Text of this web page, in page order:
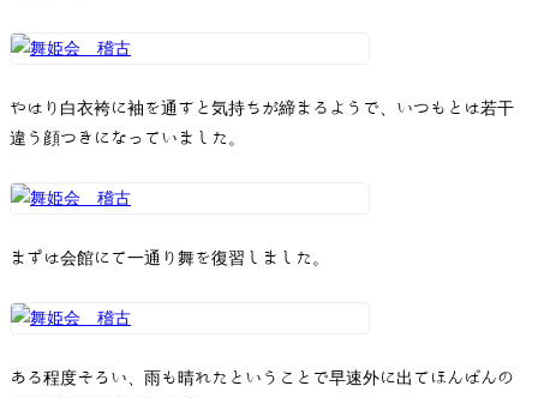
やはり白衣袴に袖を通すと気持ちが締まるようで、いつもとは若干
違う顔つきになっていました。
まずは会館にて一通り舞を復習しました。
ある程度そろい、雨も晴れたということで早速外に出てほんばんの